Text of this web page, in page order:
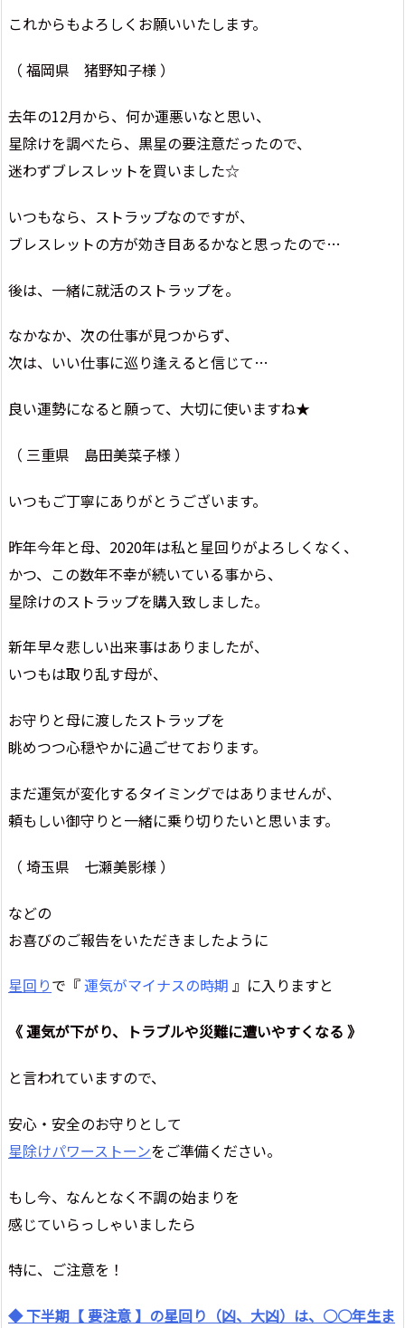
これからもよろしくお願いいたします。
（ 福岡県 猪野知子様 ）
去年の12月から、何か運悪いなと思い、
星除けを調べたら、黒星の要注意だったので、
迷わずブレスレットを買いました☆
いつもなら、ストラップなのですが、
ブレスレットの方が効き目あるかなと思ったので…
後は、一緒に就活のストラップを。
なかなか、次の仕事が見つからず、
次は、いい仕事に巡り逢えると信じて…
良い運勢になると願って、大切に使いますね★
（ 三重県 島田美菜子様 ）
いつもご丁寧にありがとうございます。
昨年今年と母、2020年は私と星回りがよろしくなく、
かつ、この数年不幸が続いている事から、
星除けのストラップを購入致しました。
新年早々悲しい出来事はありましたが、
いつもは取り乱す母が、
お守りと母に渡したストラップを
眺めつつ心穏やかに過ごせております。
まだ運気が変化するタイミングではありませんが、
頼もしい御守りと一緒に乗り切りたいと思います。
（ 埼玉県 七瀬美影様 ）
などの
お喜びのご報告をいただきましたように
星回りで『運気がマイナスの時期 』に入りますと
《 運気が下がり、トラブルや災難に遭いやすくなる 》
と言われていますので、
安心・安全のお守りとして
星除けパワーストーンをご準備ください。
もし今、なんとなく不調の始まりを
感じていらっしゃいましたら
特に、ご注意を！
◆ 下半期【 要注意 】の星回り（凶、大凶）は、○○年生ま